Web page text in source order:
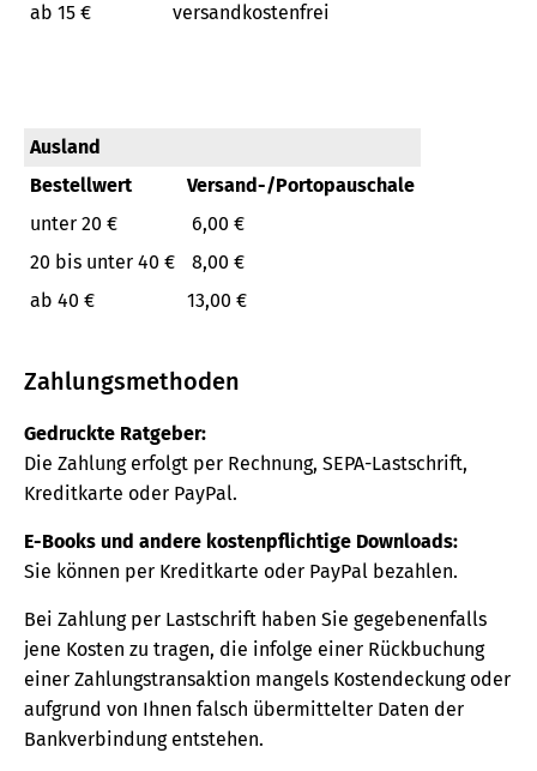
ab 15 €
versandkostenfrei
Ausland
Bestellwert
Versand-/Portopauschale
unter 20 €
6,00 €
20 bis unter 40 €
8,00 €
ab 40 €
13,00 €
Zahlungsmethoden
Gedruckte Ratgeber:
Die Zahlung erfolgt per Rechnung, SEPA-Lastschrift,
Kreditkarte oder PayPal.
E-Books und andere kostenpflichtige Downloads:
Sie können per Kreditkarte oder PayPal bezahlen.
Bei Zahlung per Lastschrift haben Sie gegebenenfalls
jene Kosten zu tragen, die infolge einer Rückbuchung
einer Zahlungstransaktion mangels Kostendeckung oder
aufgrund von Ihnen falsch übermittelter Daten der
Bankverbindung entstehen.